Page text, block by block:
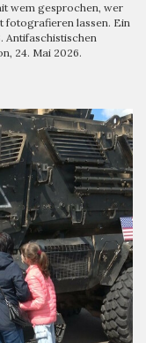
wem gesprochen, wer
fotografieren lassen. Ein
Antifaschistischen
24. Mai 2026.